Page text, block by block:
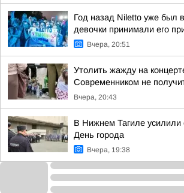
Год назад Niletto уже был
девочки принимали его
Вчера, 20:51
Утолить жажду на
Современником не
Вчера, 20:43
В Нижнем Тагиле усилили
День города
Вчера, 19:38